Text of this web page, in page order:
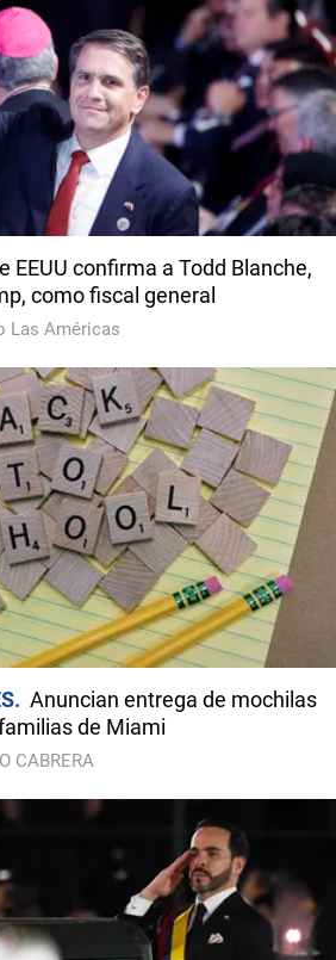
EEUU confirma a Todd Blanche,
como fiscal general
Las Américas
Anuncian entrega de mochilas
de Miami
CABRERA